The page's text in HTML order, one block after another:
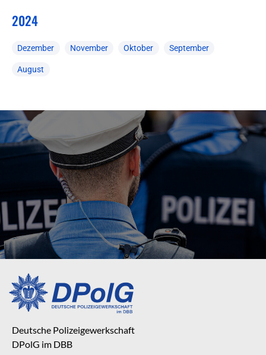
2024
Dezember November Oktober September
August
Deutsche Polizeigewerkschaft
DPolG im DBB